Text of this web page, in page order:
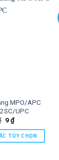
MPO/APC
UPC
9₫
TÙY CHỌN